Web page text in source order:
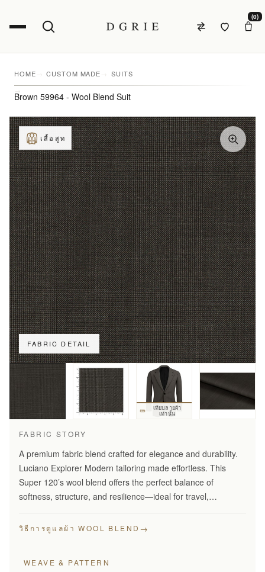
(0)
HOME CUSTOM MADE SUITS
Brown 59964 - Wool Blend Suit
FABRIC DETAIL
เสื้อสูท
เทียบลายผ้า
เท่านั้น
FABRIC STORY
A premium fabric blend crafted for elegance and durability.
Luciano Explorer Modern tailoring made effortless. This
Super 120’s wool blend offers the perfect balance of
softness, structure, and resilience—ideal for travel,
วิธีการดูแลผ้า WOOL BLEND →
WEAVE & PATTERN